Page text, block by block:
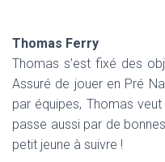
Thomas Ferry
Thomas s’est fixé des
Assuré de jouer en Pré
par équipes, Thomas
passe aussi par de
petit jeune à suivre !